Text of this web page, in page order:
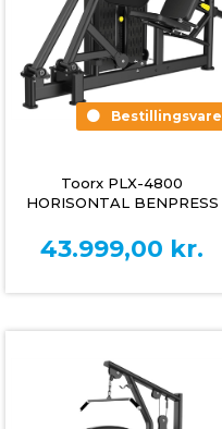
Bestillingsvare
Toorx PLX-4800
HORISONTAL BENPRESS
43.999,00 kr.